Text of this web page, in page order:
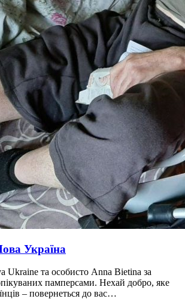
Україна
та особисто Anna Bietina за
памперсами. Нехай добро, яке
– повернеться до вас…